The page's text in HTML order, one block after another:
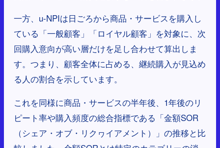
一方、u-NPIは日ごろから商品・サービスを購入し
ている「一般顧客」「ロイヤル顧客」を対象に、次
回購入意向が高い層だけを足し合わせて算出しま
す。つまり、顧客全体に占める、継続購入が見込め
る人の割合を示しています。
これを同様に商品・サービスの半年後、1年後のリ
ピート率や購入頻度の総合指標である「金額SOR
（シェア・オブ・リクヮイアメント）」の推移と比